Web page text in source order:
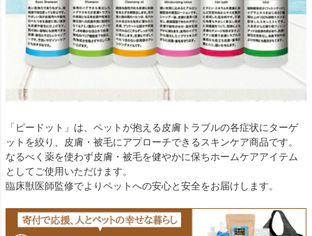
「ピードット」は、ペットが抱える皮膚トラブルの各症状にターゲ
ットを絞り、皮膚・被毛にアプローチできるスキンケア商品です。
なるべく薬を使わず皮膚・被毛を健やかに保ちホームケアアイテム
としてご使用いただけます。
臨床獣医師監修でよりペットへの安心と安全をお届けします。